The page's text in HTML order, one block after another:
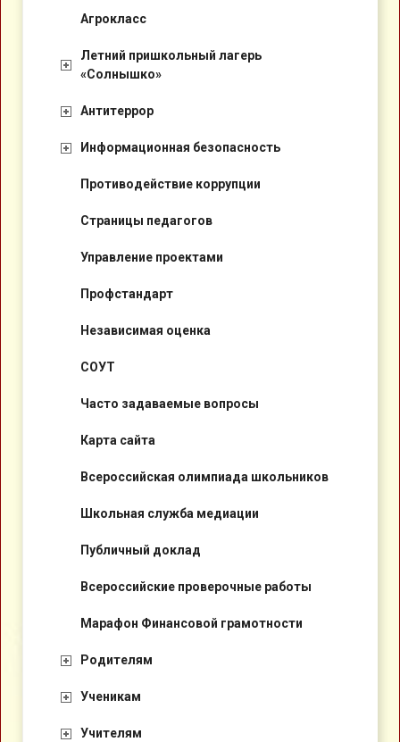
Агрокласс
Летний пришкольный лагерь
«Солнышко»
Антитеррор
Информационная безопасность
Противодействие коррупции
Страницы педагогов
Управление проектами
Профстандарт
Независимая оценка
СОУТ
Часто задаваемые вопросы
Карта сайта
Всероссийская олимпиада школьников
Школьная служба медиации
Публичный доклад
Всероссийские проверочные работы
Марафон Финансовой грамотности
Родителям
Ученикам
Учителям